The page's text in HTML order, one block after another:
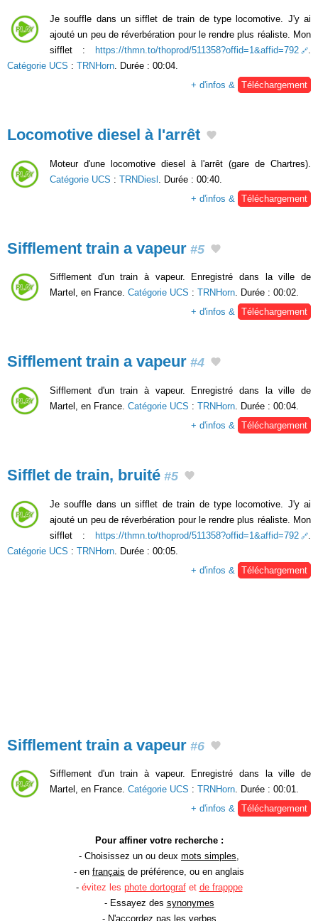
Je souffle dans un sifflet de train de type locomotive. J'y ai
ajouté un peu de réverbération pour le rendre plus réaliste. Mon
sifflet :
https://thmn.to/thoprod/511358?offid=1&affid=792
.
Catégorie UCS : TRNHorn. Durée : 00:04.
+ d'infos & Téléchargement
Locomotive diesel à l'arrêt
Moteur d'une locomotive diesel à l'arrêt (gare de Chartres).
Catégorie UCS : TRNDiesl . Durée : 00:40.
+ d'infos &
Téléchargement
Sifflement train a vapeur #5
Sifflement d'un train à vapeur. Enregistré dans la ville de
Martel, en France. Catégorie UCS : TRNHorn. Durée : 00:02.
+ d'infos & Téléchargement
Sifflement train a vapeur #4
Sifflement d'un train à vapeur. Enregistré dans la ville de
Martel, en France. Catégorie UCS : TRNHorn. Durée : 00:04.
+ d'infos & Téléchargement
Sifflet de train, bruité #5
Je souffle dans un sifflet de train de type locomotive. J'y ai
ajouté un peu de réverbération pour le rendre plus réaliste. Mon
sifflet : https://thmn.to/thoprod/511358?offid=1&affid=792
Catégorie UCS : TRNHorn . Durée : 00:05.
+ d'infos &
Téléchargement
Sifflement train a vapeur #6
Sifflement d'un train à vapeur. Enregistré dans la ville de
Martel, en France. Catégorie UCS : TRNHorn. Durée : 00:01.
+ d'infos & Téléchargement
Pour affiner votre recherche :
- Choisissez un ou deux mots simples,
- en français de préférence, ou en anglais
- évitez les phote dortografet de frapppe
- Essayez des synonymes
- N'accordez pas les verbes